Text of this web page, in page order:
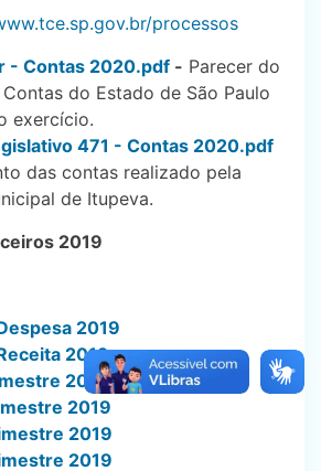
processos
- Contas 2020.pdf - Parecer do
do Estado de São Paulo
exercício.
471 - Contas 2020.pdf
das contas realizado pela
de Itupeva.
2019
2019
2019
2019
2019
2019
2019